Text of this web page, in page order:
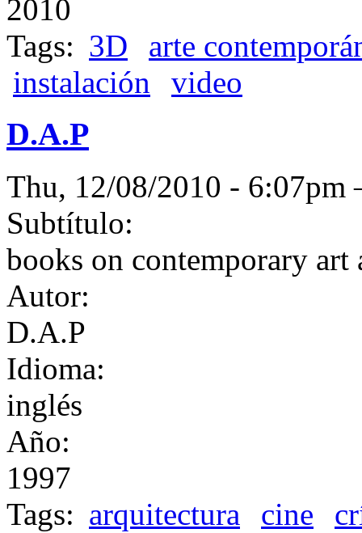
2010
Tags: 3D
arte
instalación
video
D.A.P
Thu, 12/08/2010 -
Subtítulo:
books on contemporary art
Autor:
D.A.P
Idioma:
inglés
Año:
1997
Tags: arquitectura cine